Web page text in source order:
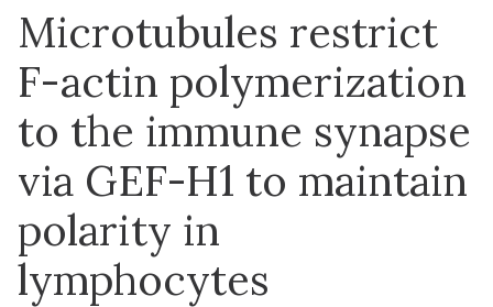
Microtubules restrict
F-actin polymerization
to the immune synapse
via GEF-H1 to maintain
polarity in
lymphocytes